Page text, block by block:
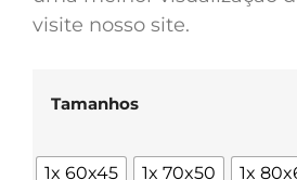
visite nosso site.
Tamanhos
1x 60x45 1x 70x50 1x